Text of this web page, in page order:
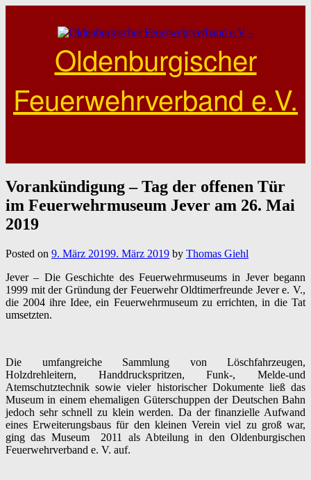
Oldenburgischer
Feuerwehrverband e.V.
Vorankündigung – Tag der offenen Tür
im Feuerwehrmuseum Jever am 26. Mai
2019
Posted on 9. März 20199. März 2019 by Thomas Giehl
Jever – Die Geschichte des Feuerwehrmuseums in Jever begann
1999 mit der Gründung der Feuerwehr Oldtimerfreunde Jever e. V.,
die 2004 ihre Idee, ein Feuerwehrmuseum zu errichten, in die Tat
umsetzten.
Die umfangreiche Sammlung von Löschfahrzeugen,
Holzdrehleitern, Handdruckspritzen, Funk-, Melde-und
Atemschutztechnik sowie vieler historischer Dokumente ließ das
Museum in einem ehemaligen Güterschuppen der Deutschen Bahn
jedoch sehr schnell zu klein werden. Da der finanzielle Aufwand
eines Erweiterungsbaus für den kleinen Verein viel zu groß war,
ging das Museum 2011 als Abteilung in den Oldenburgischen
Feuerwehrverband e. V. auf.